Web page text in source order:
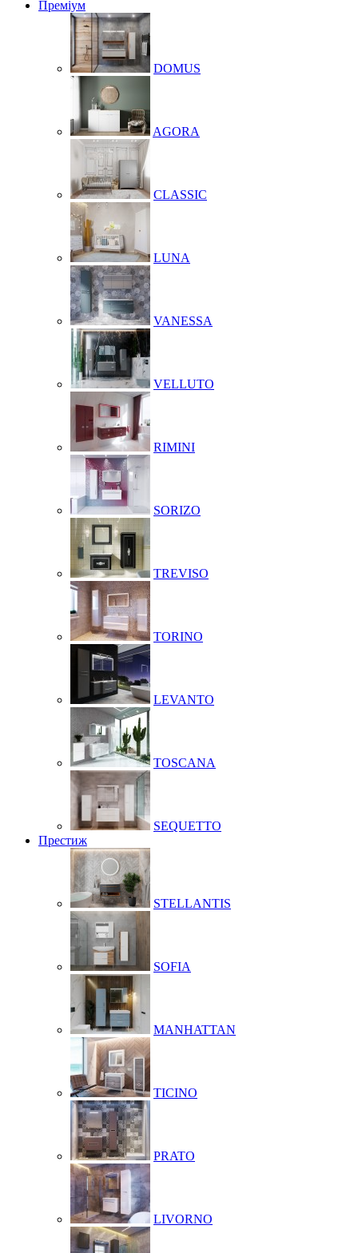
Преміум
DOMUS
AGORA
CLASSIC
LUNA
VANESSA
VELLUTO
RIMINI
SORIZO
TREVISO
TORINO
LEVANTO
TOSCANA
SEQUETTO
Престиж
STELLANTIS
SOFIA
MANHATTAN
TICINO
PRATO
LIVORNO